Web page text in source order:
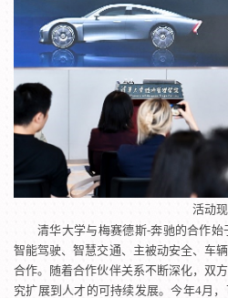
活动
清华大学与梅赛德斯-奔驰的合作
智能驾驶、智慧交通、主被动安全、车
合作。随着合作伙伴关系不断深化，双
究扩展到人才的可持续发展。今年4月